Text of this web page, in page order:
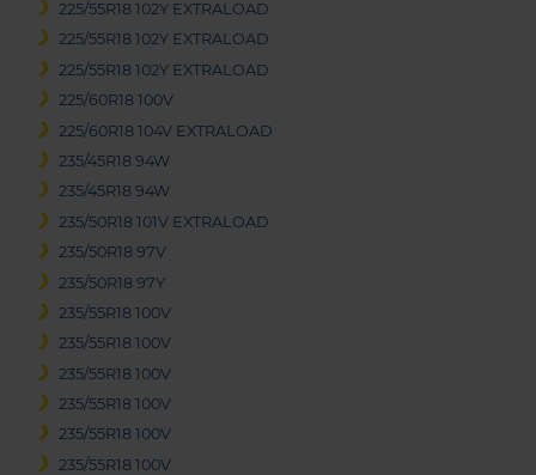
225/55R18 102Y EXTRALOAD
225/55R18 102Y EXTRALOAD
225/55R18 102Y EXTRALOAD
225/60R18 100V
225/60R18 104V EXTRALOAD
235/45R18 94W
235/45R18 94W
235/50R18 101V EXTRALOAD
235/50R18 97V
235/50R18 97Y
235/55R18 100V
235/55R18 100V
235/55R18 100V
235/55R18 100V
235/55R18 100V
235/55R18 100V